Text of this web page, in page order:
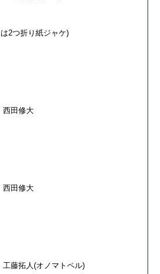
2つ折り紙ジャケ)
、西田修大
、西田修大
、工藤拓人 (オノマトペル)